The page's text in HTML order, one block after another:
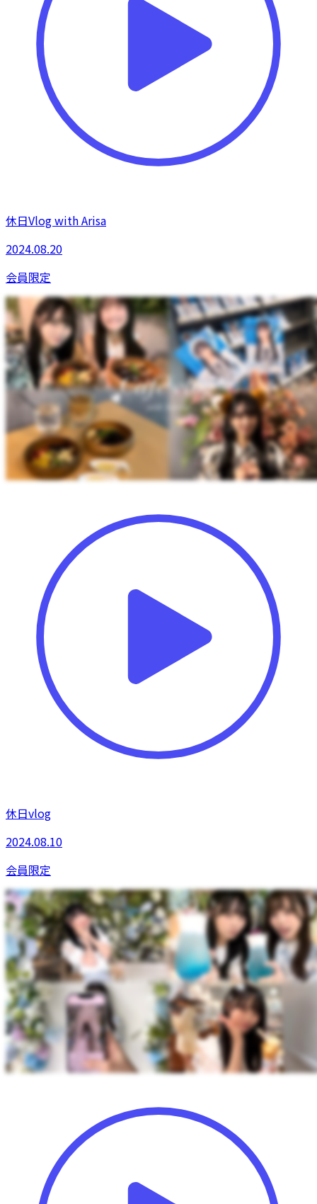
休日Vlog with Arisa
2024.08.20
会員限定
休日vlog
2024.08.10
会員限定